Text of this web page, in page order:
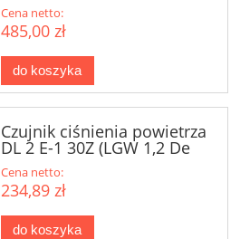
Cena netto:
485,00 zł
do koszyka
Czujnik ciśnienia powietrza
DL 2 E-1 30Z (LGW 1,2 De
Dietriech)1,2mbar
Cena netto:
234,89 zł
do koszyka